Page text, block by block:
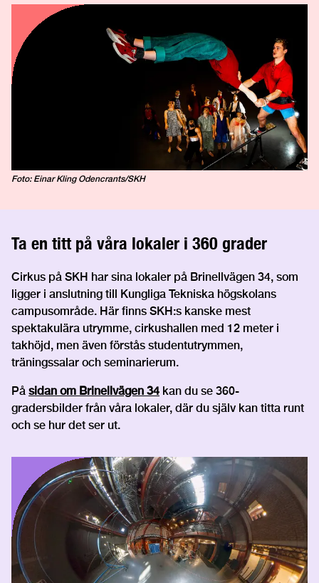
Foto: Einar Kling Odencrants/SKH
Ta en titt på våra lokaler i 360 grader
Cirkus på SKH har sina lokaler på Brinellvägen 34, som
ligger i anslutning till Kungliga Tekniska högskolans
campusområde. Här finns SKH:s kanske mest
spektakulära utrymme, cirkushallen med 12 meter i
takhöjd, men även förstås studentutrymmen,
träningssalar och seminarierum.
På sidan om Brinellvägen 34 kan du se 360-
gradersbilder från våra lokaler, där du själv kan titta runt
och se hur det ser ut.